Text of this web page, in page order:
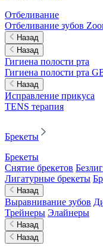
Отбеливание
Отбеливание зубов
Назад
Назад
Гигиена полости рта
Гигиена полости рта
Назад
Исправление прикуса
TENS терапия
Брекеты
Брекеты
Снятие брекетов
Лигатурные брекеты
Назад
Выравнивание зубов
Трейнеры Элайнеры
Назад
Назад